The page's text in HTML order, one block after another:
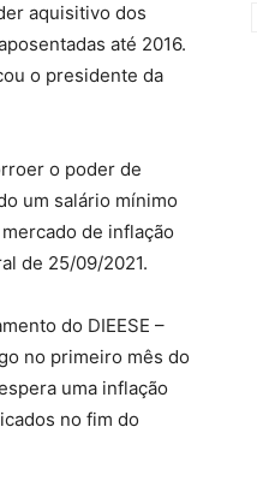
aquisitivo dos
até 2016.
o presidente da
o poder de
um salário mínimo
de inflação
de 25/09/2021.
do DIEESE –
no primeiro mês do
uma inflação
no fim do